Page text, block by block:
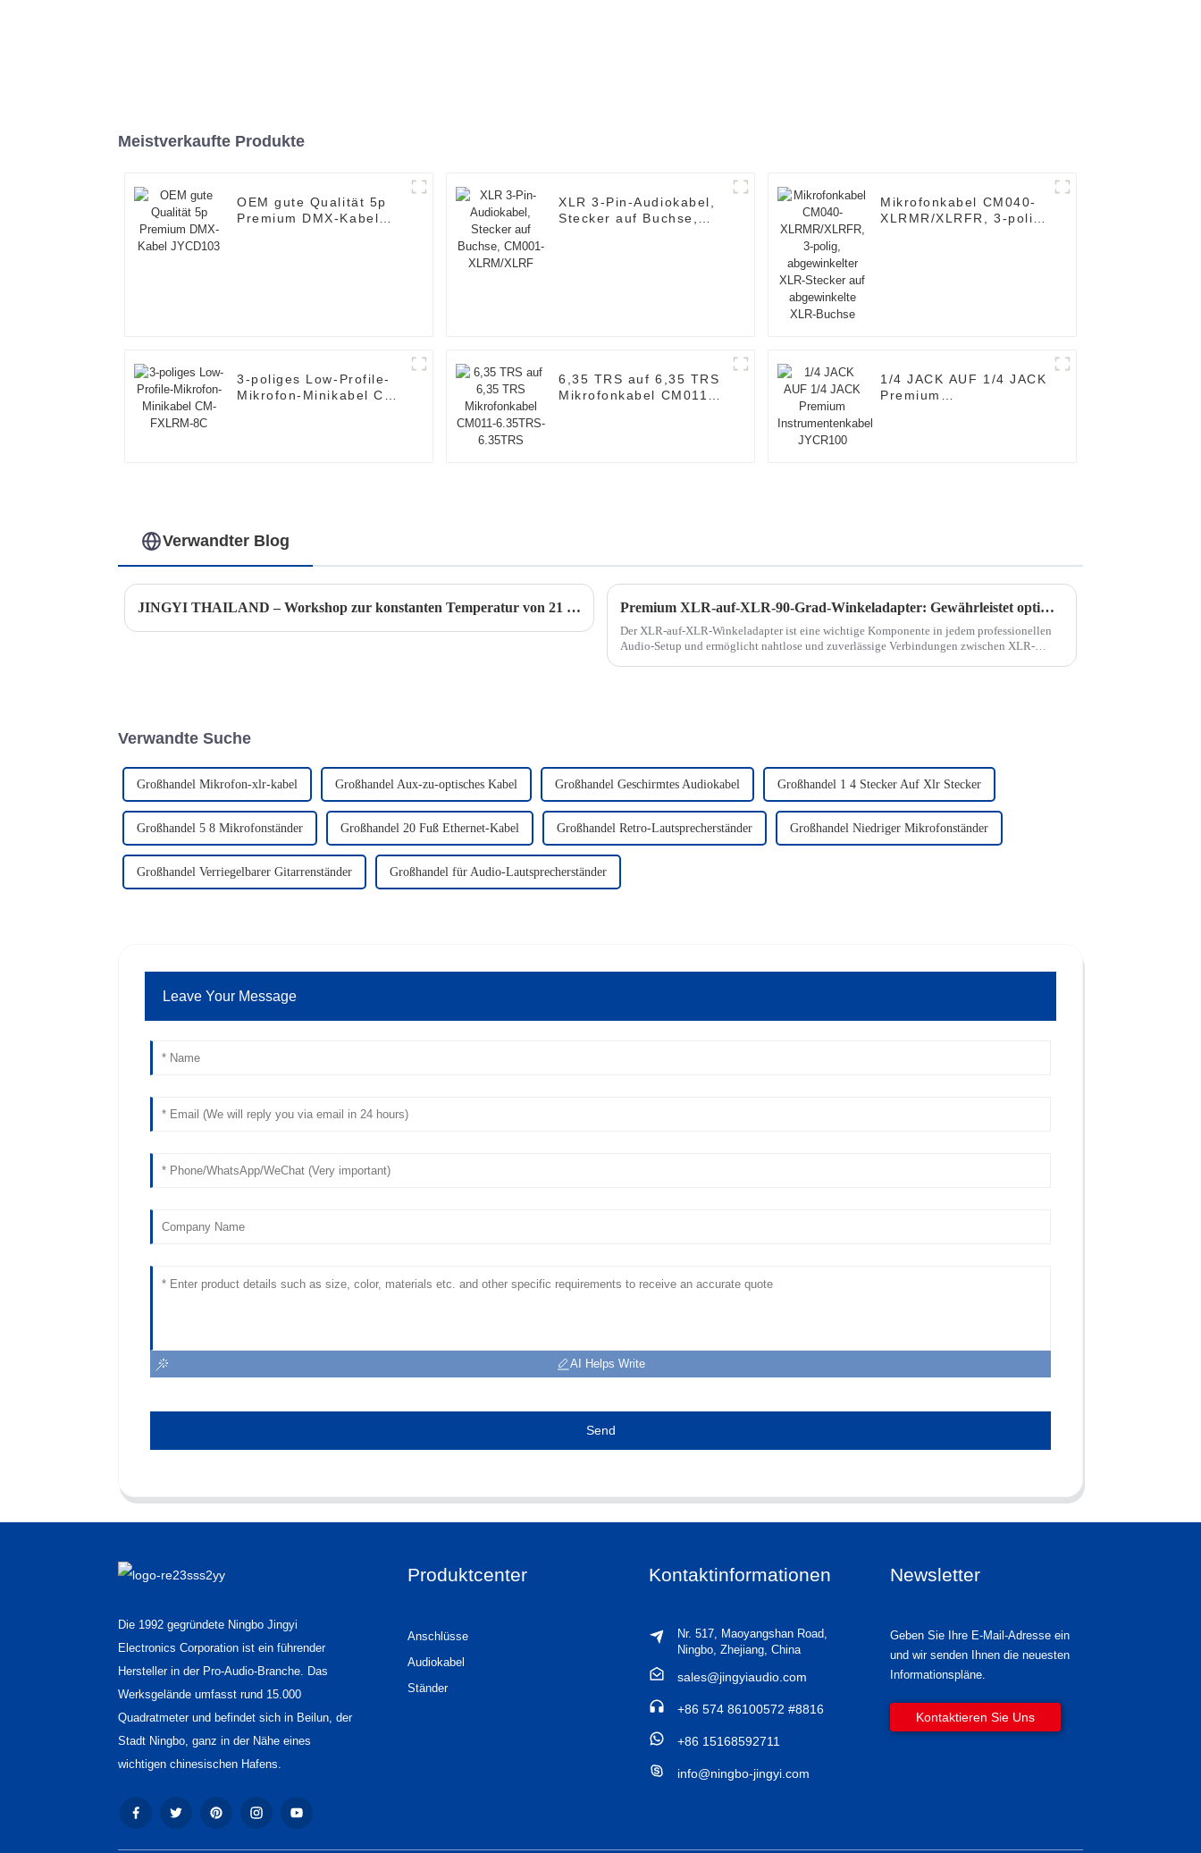
Meistverkaufte Produkte
OEM gute Qualität 5p
Premium DMX-Kabel
XLR 3-Pin-Audiokabel,
Stecker auf Buchse,
Mikrofonkabel CM040-
XLRMR/XLRFR, 3-polig,
3-poliges Low-Profile-
Mikrofon-Minikabel CM-
6,35 TRS auf 6,35 TRS
Mikrofonkabel CM011-
1/4 JACK AUF 1/4 JACK
Premium
Verwandter Blog
JINGYI THAILAND – Workshop zur konstanten Temperatur von 21 Grad (Youtube) Premium XLR-auf-XLR-90-Grad-Winkeladapter: Gewährleistet optimale Signalübertragung
Der XLR-auf-XLR-Winkeladapter ist eine wichtige Komponente in jedem professionellen
Audio-Setup und ermöglicht nahtlose und zuverlässige Verbindungen zwischen XLR-
Verwandte Suche
Großhandel Mikrofon-xlr-kabel Großhandel Aux-zu-optisches Kabel Großhandel Geschirmtes Audiokabel Großhandel 1 4 Stecker Auf Xlr Stecker
Großhandel 5 8 Mikrofonständer Großhandel 20 Fuß Ethernet-Kabel Großhandel Retro-Lautsprecherständer Großhandel Niedriger Mikrofonständer
Großhandel Verriegelbarer Gitarrenständer Großhandel für Audio-Lautsprecherständer
Leave Your Message
AI Helps Write
Send
Die 1992 gegründete Ningbo Jingyi
Electronics Corporation ist ein führender
Hersteller in der Pro-Audio-Branche. Das
Werksgelände umfasst rund 15.000
Quadratmeter und befindet sich in Beilun, der
Stadt Ningbo, ganz in der Nähe eines
wichtigen chinesischen Hafens.
Produktcenter
Anschlüsse
Audiokabel
Ständer
Kontaktinformationen
Nr. 517, Maoyangshan Road,
Ningbo, Zhejiang, China
sales@jingyiaudio.com
+86 574 86100572 #8816
+86 15168592711
info@ningbo-jingyi.com
Newsletter
Geben Sie Ihre E-Mail-Adresse ein
und wir senden Ihnen die neuesten
Informationspläne.
Kontaktieren Sie Uns